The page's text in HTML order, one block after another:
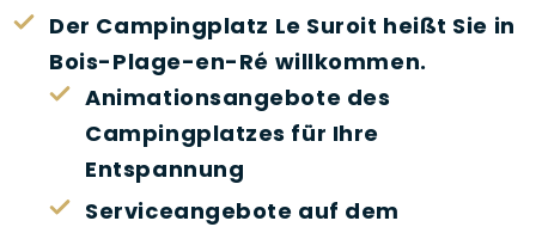
Der Campingplatz Le Suroit heißt Sie in
Bois-Plage-en-Ré willkommen.
Animationsangebote des
Campingplatzes für Ihre
Entspannung
Serviceangebote auf dem